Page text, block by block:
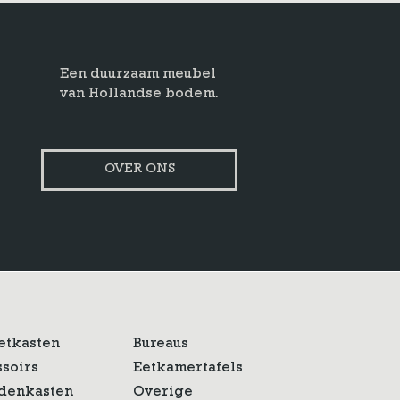
Een duurzaam meubel
van Hollandse bodem.
OVER ONS
Bureaus
Eetkamertafels
Overige